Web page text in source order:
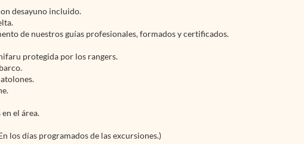
desayuno incluido.
de nuestros guías profesionales, formados y certificados.
protegida por los rangers.
el área.
los días programados de las excursiones.)